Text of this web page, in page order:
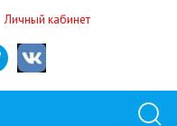
Личный кабинет